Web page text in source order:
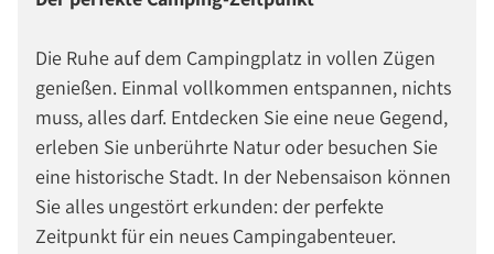
Die Ruhe auf dem Campingplatz in vollen Zügen
genießen. Einmal vollkommen entspannen, nichts
muss, alles darf. Entdecken Sie eine neue Gegend,
erleben Sie unberührte Natur oder besuchen Sie
eine historische Stadt. In der Nebensaison können
Sie alles ungestört erkunden: der perfekte
Zeitpunkt für ein neues Campingabenteuer.